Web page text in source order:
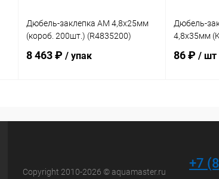
Дюбель-заклепка AM 4,8х25мм
(короб. 200шт.) (R4835200)
8 463 ₽ / упак
Дюбель-
4,8х35мм
86 ₽/ шт
К
Copyright 2010-2026 © aquamaster.ru
+7